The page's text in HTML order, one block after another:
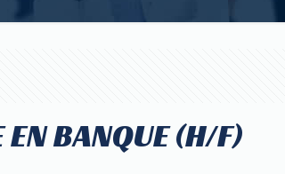
EN BANQUE (H/F)